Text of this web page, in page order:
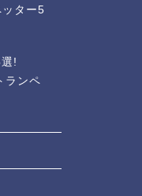
ター5
!
ランペ